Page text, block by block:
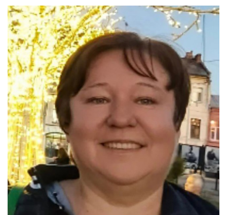
Первый вице-президент Кичигина Н. Ф.
Генеральный директор Матвиевская О.В.
Вице-президент Зрячева Н.В.
Вице-президент Шишлянников Ф.В.
Информационная служба
Отдел международных отношений
Вице-президент Черненко Д.Е.
Вице-президент Валюх М.В.
Вице-президент Чернова А.В.
Вице-президент Цикорин И.В.
Вице-президент Груба Л.В.
Главный бухгалтер Жаворонкова Г.М.
Конференция ОООИБРС 2026